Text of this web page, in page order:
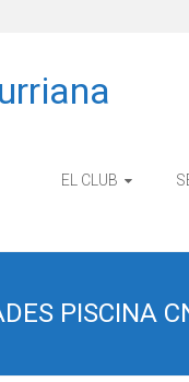
EL CLUB
PISCINA